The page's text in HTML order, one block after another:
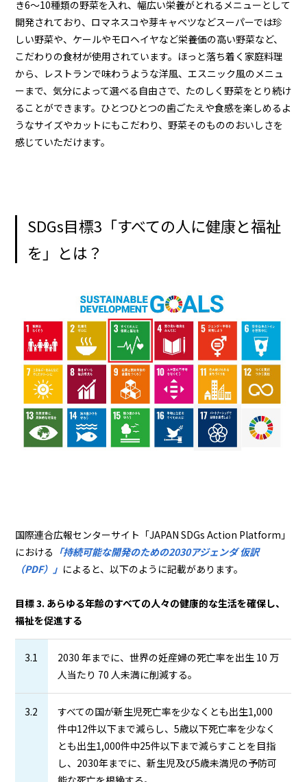
き6〜10種類の野菜を入れ、幅広い栄養がとれるメニューとして
開発されており、ロマネスコや芽キャベツなどスーパーでは珍
しい野菜や、ケールやモロヘイヤなど栄養価の高い野菜など、
こだわりの食材が使用されています。ほっと落ち着く家庭料理
から、レストランで味わうような洋風、エスニック風のメニュ
ーまで、気分によって選べる自由さで、たのしく野菜をとり続け
ることができます。ひとつひとつの歯ごたえや食感を楽しめるよ
うなサイズやカットにもこだわり、野菜そのもののおいしさを
感じていただけます。
SDGs目標3「すべての人に健康と福祉
を」とは？
国際連合広報センターサイト「JAPAN SDGs Action Platform」
における 「持続可能な開発のための2030アジェンダ 仮訳
（PDF）」 によると、以下のように記載があります。
目標 3. あらゆる年齢のすべての人々の健康的な生活を確保し、
福祉を促進する
3.1
2030 年までに、世界の妊産婦の死亡率を出生 10 万
人当たり 70 人未満に削減する。
3.2
すべての国が新生児死亡率を少なくとも出生1,000
件中12件以下まで減らし、5歳以下死亡率を少なく
とも出生1,000件中25件以下まで減らすことを目指
し、2030年までに、新生児及び5歳未満児の予防可